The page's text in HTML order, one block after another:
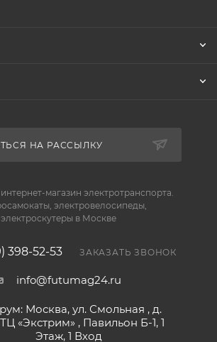
НА РАССЫЛКУ
магазин электротранспорта.
электровелосипеды,
электроскутеры в Москве
398-52-53 ЗАКАЗАТЬ ЗВОНОК
info@futumag24.ru
Москва, ул. Смольная , д.
«Экстрим» , Павильон Б-1, 1
Этаж, 1 Вход